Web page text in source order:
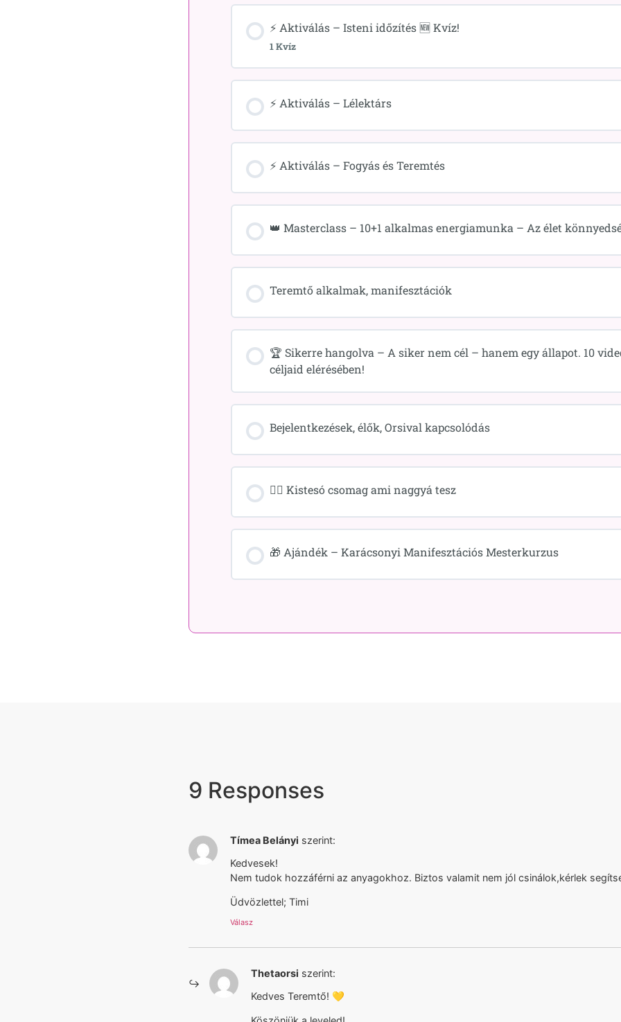
⚡ Aktiválás – Isteni időzítés 🆕 Kvíz!
1 Kvíz
⚡ Aktiválás – Lélektárs
⚡ Aktiválás – Fogyás és Teremtés
👑 Masterclass – 10+1 alkalmas energiamunka – Az élet
Teremtő alkalmak, manifesztációk
🏆 Sikerre hangolva – A siker nem cél – hanem egy állapot. 10
céljaid elérésében!
Bejelentkezések, élők, Orsival kapcsolódás
🤦‍♀️ Kistesó csomag ami naggyá tesz
🎁 Ajándék – Karácsonyi Manifesztációs Mesterkurzus
9 Responses
Tímea Belányi szerint:
Kedvesek!
Nem tudok hozzáférni az anyagokhoz. Biztos valamit nem jól csinálok,kérlek
Üdvözlettel; Timi
Válasz
Thetaorsi szerint:
Kedves Teremtő! 💛